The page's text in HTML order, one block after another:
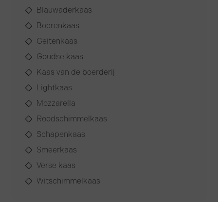
Blauwaderkaas
Boerenkaas
Geitenkaas
Goudse kaas
Kaas van de boerderij
Lightkaas
Mozzarella
Roodschimmelkaas
Schapenkaas
Smeerkaas
Verse kaas
Witschimmelkaas